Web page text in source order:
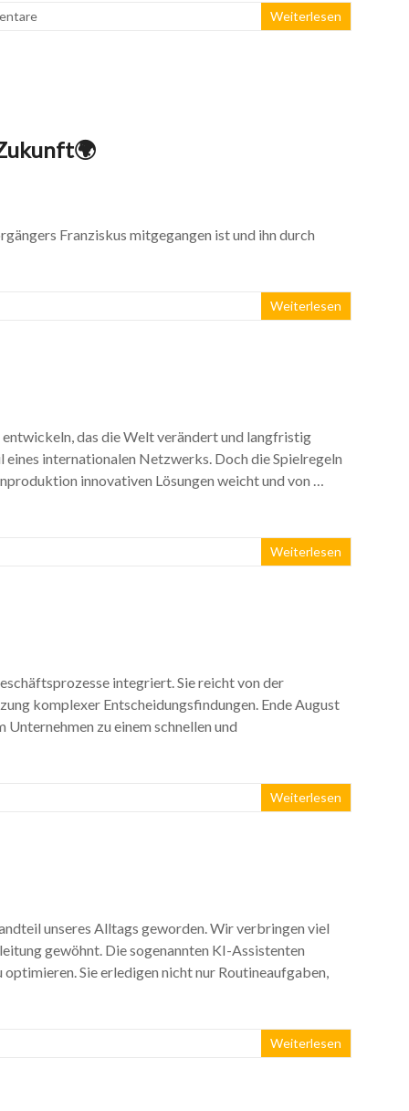
Weiterlesen
Franziskus mitgegangen ist und ihn durch
Weiterlesen
das die Welt verändert und langfristig
internationalen Netzwerks. Doch die Spielregeln
innovativen Lösungen weicht und von …
Weiterlesen
integriert. Sie reicht von der
komplexer Entscheidungsfindungen. Ende August
zu einem schnellen und
Weiterlesen
unseres Alltags geworden. Wir verbringen viel
gewöhnt. Die sogenannten KI-Assistenten
Sie erledigen nicht nur Routineaufgaben,
Weiterlesen